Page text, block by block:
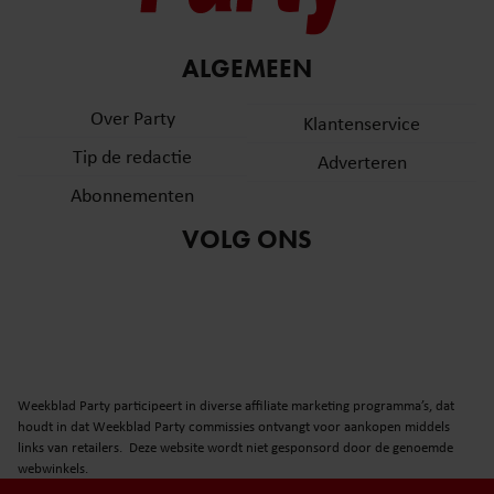
ALGEMEEN
Over Party
Tip de redactie
Abonnementen
Klantenservice
Adverteren
VOLG ONS
Weekblad Party participeert in diverse affiliate marketing programma’s, dat
houdt in dat Weekblad Party commissies ontvangt voor aankopen middels
links van retailers. Deze website wordt niet gesponsord door de genoemde
webwinkels.